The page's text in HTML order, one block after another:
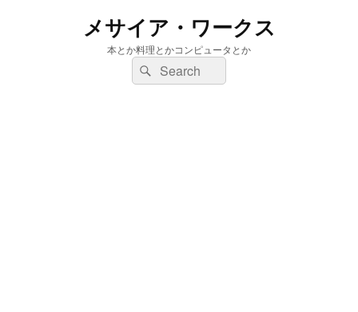
メサイア・ワークス
本とか料理とかコンピュータとか
検
索:
検
索